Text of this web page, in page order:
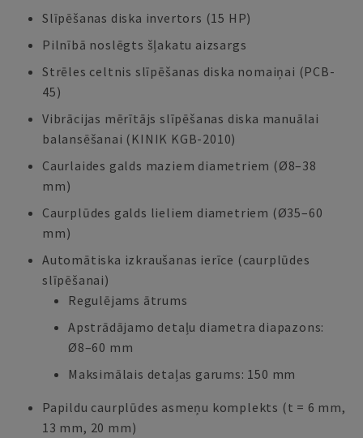
Slīpēšanas diska invertors (15 HP)
Pilnībā noslēgts šļakatu aizsargs
Strēles celtnis slīpēšanas diska nomaiņai (PCB-
45)
Vibrācijas mērītājs slīpēšanas diska manuālai
balansēšanai (KINIK KGB-2010)
Caurlaides galds maziem diametriem (Ø8–38
mm)
Caurplūdes galds lieliem diametriem (Ø35–60
mm)
Automātiska izkraušanas ierīce (caurplūdes
slīpēšanai)
Regulējams ātrums
Apstrādājamo detaļu diametra diapazons:
Ø8–60 mm
Maksimālais detaļas garums: 150 mm
Papildu caurplūdes asmeņu komplekts (t = 6 mm,
13 mm, 20 mm)